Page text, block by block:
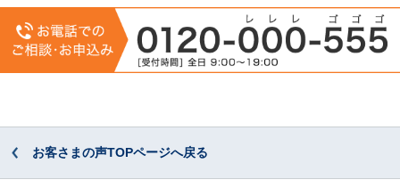
お客さまの声TOPページへ戻る